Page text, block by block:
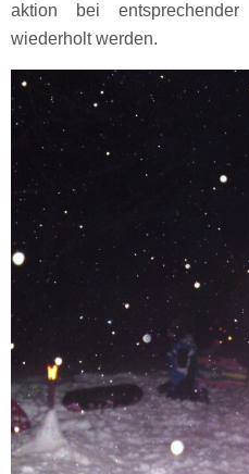
aktion bei
wiederholt werden.